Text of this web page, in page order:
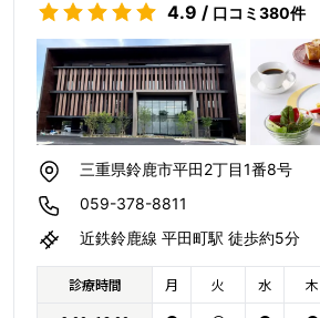
4.9 / 口コミ 380件
三重県鈴鹿市平田2丁目1番8号
059-378-8811
近鉄鈴鹿線 平田町駅 徒歩約5分
診療時間 月 火 水 木